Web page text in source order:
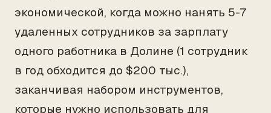
экономической, когда можно нанять 5-7
удаленных сотрудников за зарплату
одного работника в Долине (1 сотрудник
в год обходится до $200 тыс.),
заканчивая набором инструментов,
которые нужно использовать для